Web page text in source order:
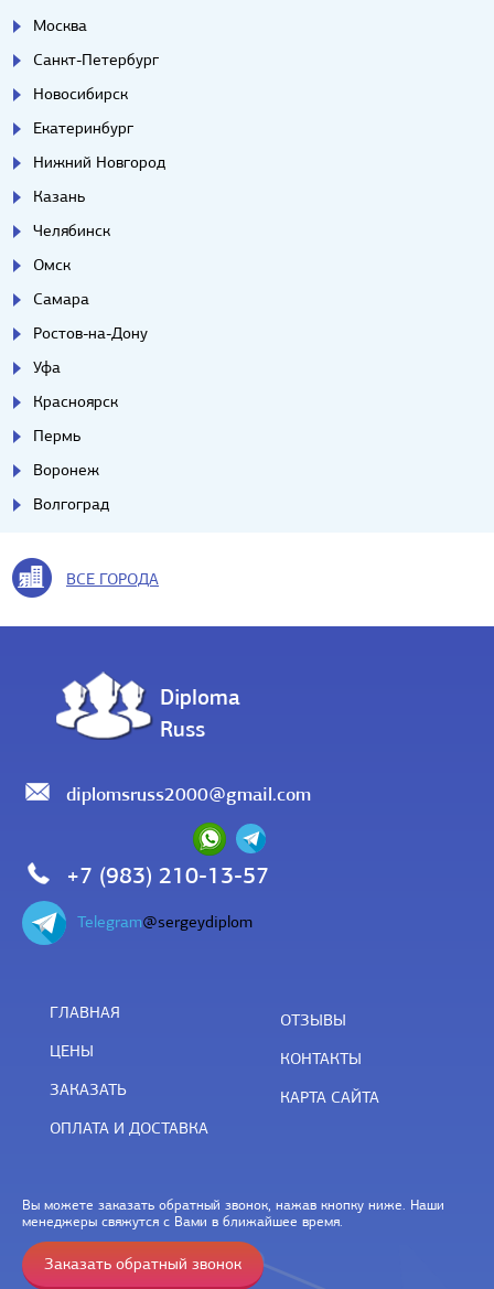
Москва
Санкт-Петербург
Новосибирск
Екатеринбург
Нижний Новгород
Казань
Челябинск
Омск
Самара
Ростов-на-Дону
Уфа
Красноярск
Пермь
Воронеж
Волгоград
ВСЕ ГОРОДА
Diploma
Russ
diplomsruss2000@gmail.com
+7 (983) 210-13-57
Telegram@sergeydiplom
ГЛАВНАЯ
ЦЕНЫ
ЗАКАЗАТЬ
ОПЛАТА И ДОСТАВКА
ОТЗЫВЫ
КОНТАКТЫ
КАРТА САЙТА
Вы можете заказать обратный звонок, нажав кнопку ниже. Наши
менеджеры свяжутся с Вами в ближайшее время.
Заказать обратный звонок